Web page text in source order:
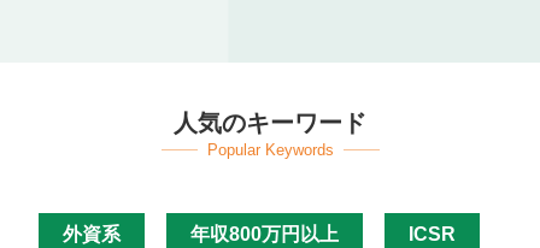
人気のキーワード
Popular Keywords
外資系 年収800万円以上 ICSR